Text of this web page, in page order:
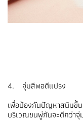
4. จุ่มสีพอดีแปรง
เพื่อป้องกันปัญหาสนิมขึ้
บริเวณขนพู่กันจะดีกว่าจุ่